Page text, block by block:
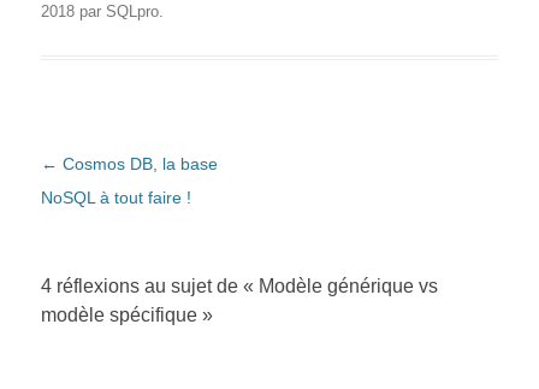
2018 par SQLpro.
Navigation des articles
← Cosmos DB, la base
NoSQL à tout faire !
4 réflexions au sujet de « Modèle générique vs
modèle spécifique »